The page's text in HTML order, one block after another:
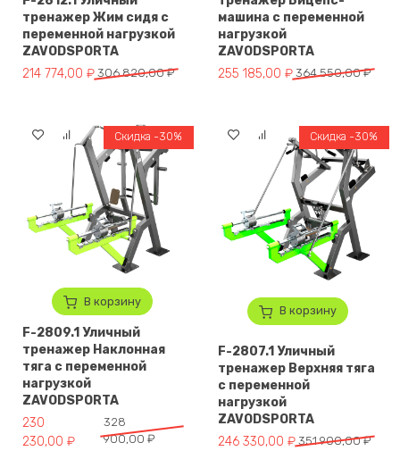
тренажер Жим сидя с
переменной нагрузкой
ZAVODSPORTA
306 820,00₽
Первоначальная цена составляла 306 820,00 ₽.
214 774,00 ₽
Текущая цена: 214 774,00 ₽.
машина с переменной
нагрузкой
ZAVODSPORTA
364 550,00₽
Первоначальная цена
255 185,00 ₽
Текущая цена: 255 185,00 ₽.
В корзину
Скидка -30%
F-2809.1 Уличный
тренажер Наклонная
тяга с переменной
нагрузкой
ZAVODSPORTA
328
900,00 ₽
Первоначальная цена составляла 328 900,00 ₽.
230
230,00 ₽
Текущая цена: 230 230,00 ₽.
В корзину
Скидка -30%
F-2807.1 Уличный
тренажер Верхняя тяга
с переменной
нагрузкой
ZAVODSPORTA
351 900,00₽
Первоначальная цена
246 330,00 ₽
Текущая цена: 246 330,00 ₽.